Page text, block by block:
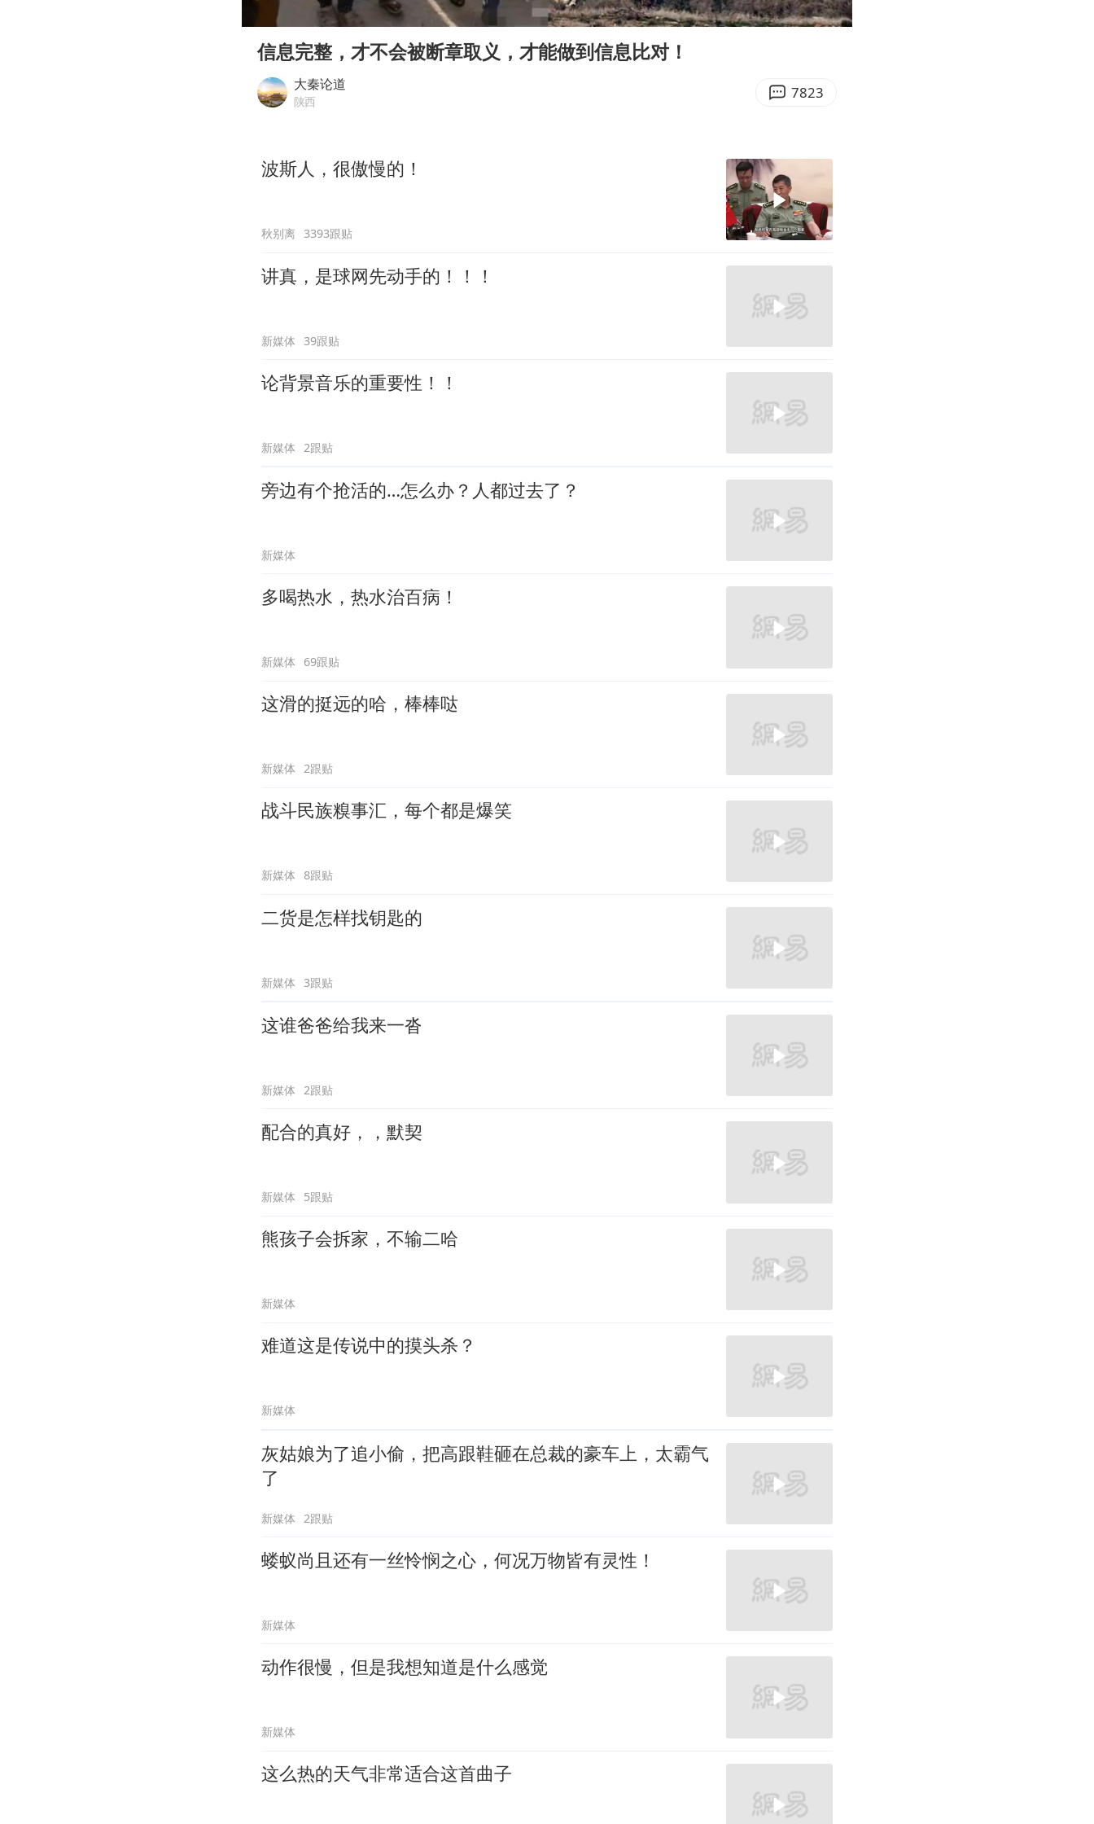
郑国霖回应去景区上班被保安拦下
深圳地面沉降致车辆损坏系谣言
东方甄选被判赔偿江小白30万元
Play
03:58
Enter
信息完整，才不会被断章取义，才能做到信息比对！
大秦论道
陕西 7823
波斯人，很傲慢的！
秋别离 3393跟贴
讲真，是球网先动手的！！！
新媒体 39跟贴
论背景音乐的重要性！！
新媒体 2跟贴
旁边有个抢活的…怎么办？人都过去了？
新媒体
多喝热水，热水治百病！
新媒体 69跟贴
这滑的挺远的哈，棒棒哒
新媒体 2跟贴
战斗民族糗事汇，每个都是爆笑
新媒体 8跟贴
二货是怎样找钥匙的
新媒体 3跟贴
这谁爸爸给我来一沓
新媒体 2跟贴
配合的真好，，默契
新媒体 5跟贴
熊孩子会拆家，不输二哈
新媒体
难道这是传说中的摸头杀？
新媒体
灰姑娘为了追小偷，把高跟鞋砸在总裁的豪车上，太霸气
了
新媒体 2跟贴
蝼蚁尚且还有一丝怜悯之心，何况万物皆有灵性！
新媒体
动作很慢，但是我想知道是什么感觉
新媒体
这么热的天气非常适合这首曲子